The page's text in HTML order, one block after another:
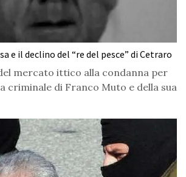
e il declino del “re del pesce” di Cetraro
mercato ittico alla condanna per
criminale di Franco Muto e della sua